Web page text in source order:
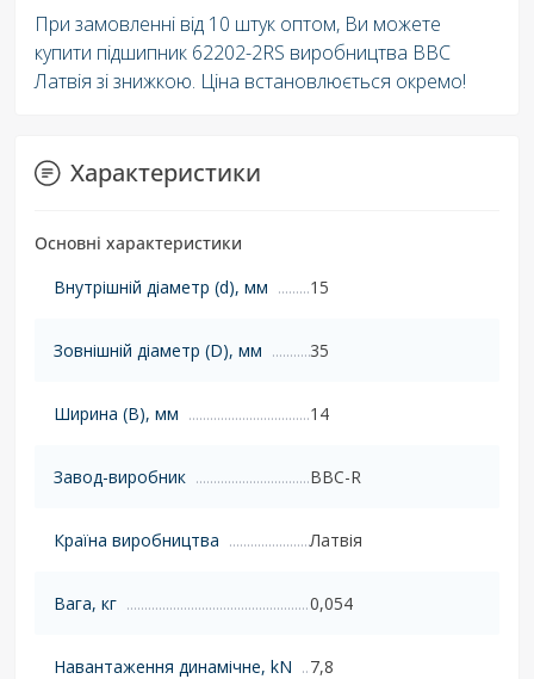
При замовленні від 10 штук оптом, Ви можете
купити підшипник 62202-2RS виробництва BBC
Латвія зі знижкою. Ціна встановлюється окремо!
Характеристики
Основні характеристики
Внутрішній діаметр (d), мм
15
Зовнішній діаметр (D), мм 35
Ширина (B), мм 14
Завод-виробник BBC-R
Країна виробництва Латвія
Вага, кг 0,054
Навантаження динамічне, kN 7,8